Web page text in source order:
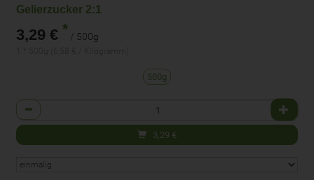
Gelierzucker 2:1
3,29 € * / 500g
500g
Anzahl
3,29 €